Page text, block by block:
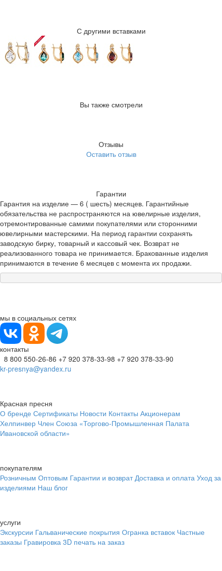
С другими вставками
Вы также смотрели
Отзывы
Оставить отзыв
Гарантии
Гарантия на изделие — 6 ( шесть) месяцев. Гарантийные
обязательства не распространяются на ювелирные изделия,
отремонтированные самими покупателями или сторонними
ювелирными мастерскими. На период гарантии сохранять
заводскую бирку, товарный и кассовый чек. Возврат не
реализованного товара не принимается. Бракованные изделия
принимаются в течение 6 месяцев с момента их продажи.
мы в социальных сетях
контакты
8 800 550-26-86 +7 920 378-33-98 +7 920 378-33-90
kr-presnya@yandex.ru
Красная пресня
О бренде Сертификаты Новости Контакты Акционерам
Хелпинвер Член Союза «Торгово-Промышленная Палата
Ивановской области»
покупателям
Розничным Оптовым Гарантии и возврат Доставка и оплата Уход за
изделиями Наш блог
услуги
Экскурсии Гальванические покрытия Огранка вставок Частные
заказы Гравировка 3D печать на заказ